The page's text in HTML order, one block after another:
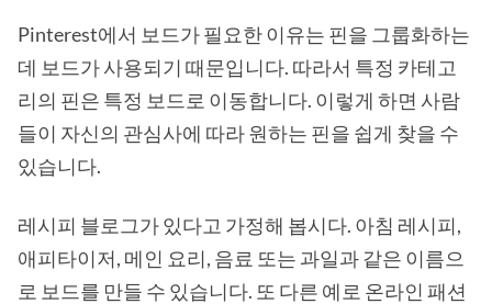
Pinterest에서 보드가 필요한 이유는 핀을 그룹화하는
데 보드가 사용되기 때문입니다. 따라서 특정 카테고
리의 핀은 특정 보드로 이동합니다. 이렇게 하면 사람
들이 자신의 관심사에 따라 원하는 핀을 쉽게 찾을 수
있습니다.
레시피 블로그가 있다고 가정해 봅시다. 아침 레시피,
애피타이저, 메인 요리, 음료 또는 과일과 같은 이름으
로 보드를 만들 수 있습니다. 또 다른 예로 온라인 패션